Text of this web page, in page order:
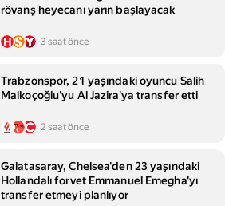
rövanş heyecanı yarın başlayacak
3 saat önce
Trabzonspor, 21 yaşındaki oyuncu Salih
Malkoçoğlu'yu Al Jazira'ya transfer etti
2 saat önce
Galatasaray, Chelsea'den 23 yaşındaki
Hollandalı forvet Emmanuel Emegha'yı
transfer etmeyi planlıyor